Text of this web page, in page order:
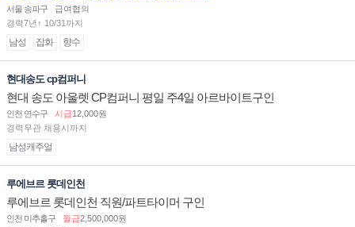
서울 송파구
급여협의
경력7년↑ 10/31까지
남성 잡화 향수
현대송도 cp컴퍼니
현대 송도 아울렛 CP컴퍼니 평일 주4일 아르바이트구인
인천 연수구 시급12,000원
경력무관 채용시까지
남성캐주얼
루에브르 롯데인천
루에브르 롯데인천 직원/파트타이머 구인
인천 미추홀구 월급2,500,000원